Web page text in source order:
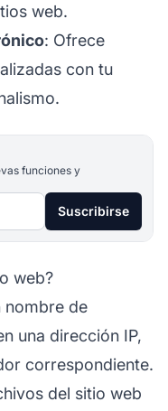
web.
: Ofrece
con tu
funciones y
Suscribirse
web?
nombre de
una dirección IP,
correspondiente.
del sitio web